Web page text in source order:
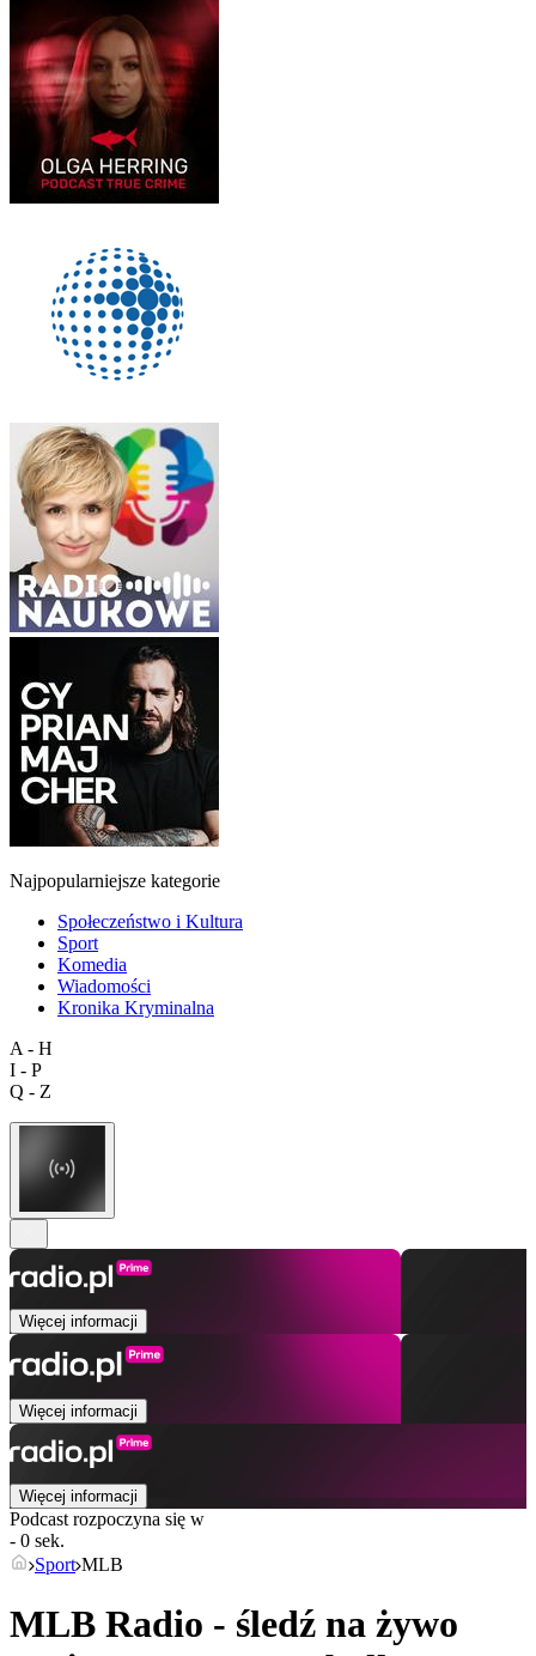
Najpopularniejsze kategorie
Społeczeństwo i Kultura
Sport
Komedia
Wiadomości
Kronika Kryminalna
A - H
I - P
Q - Z
Więcej informacji
Więcej informacji
Więcej informacji
Podcast rozpoczyna się w
- 0 sek.
Sport MLB
MLB Radio - śledź na żywo